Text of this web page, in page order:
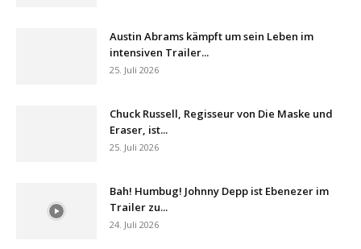
Austin Abrams kämpft um sein Leben im
intensiven Trailer...
25. Juli 2026
Chuck Russell, Regisseur von Die Maske und
Eraser, ist...
25. Juli 2026
Bah! Humbug! Johnny Depp ist Ebenezer im
Trailer zu...
24. Juli 2026